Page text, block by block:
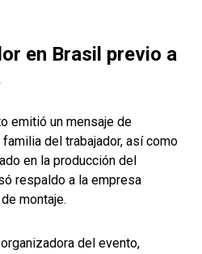
en Brasil previo a
emitió un mensaje de
del trabajador, así como
en la producción del
respaldo a la empresa
montaje.
del evento,